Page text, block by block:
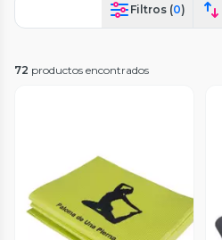
Filtros (0)
72 productos encontrados